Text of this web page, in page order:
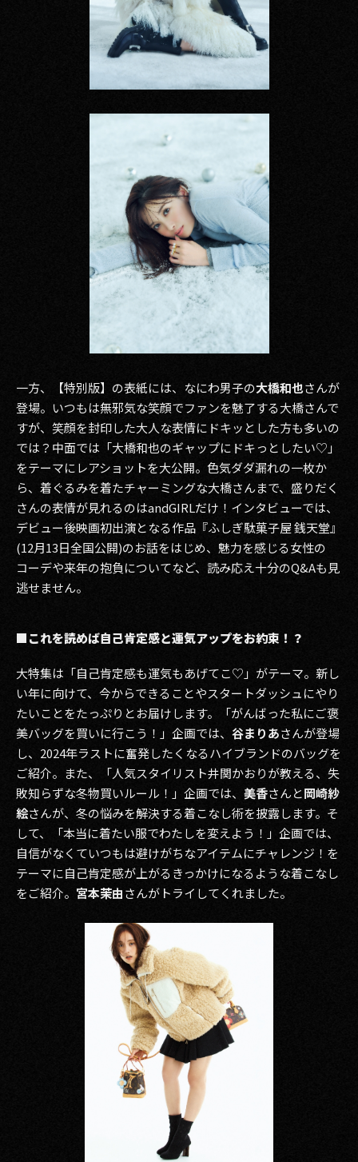
一方、【特別版】の表紙には、なにわ男子の大橋和也さんが
登場。いつもは無邪気な笑顔でファンを魅了する大橋さんで
すが、笑顔を封印した大人な表情にドキッとした方も多いの
では？中面では「大橋和也のギャップにドキっとしたい♡」
をテーマにレアショットを大公開。色気ダダ漏れの一枚か
ら、着ぐるみを着たチャーミングな大橋さんまで、盛りだく
さんの表情が見れるのはandGIRLだけ！インタビューでは、
デビュー後映画初出演となる作品『ふしぎ駄菓子屋 銭天堂』
(12月13日全国公開)のお話をはじめ、魅力を感じる女性の
コーデや来年の抱負についてなど、読み応え十分のQ&Aも見
逃せません。
■これを読めば自己肯定感と運気アップをお約束！？
大特集は「自己肯定感も運気もあげてこ♡」がテーマ。新し
い年に向けて、今からできることやスタートダッシュにやり
たいことをたっぷりとお届けします。「がんばった私にご褒
美バッグを買いに行こう！」企画では、 谷まりあさんが登場
し、2024年ラストに奮発したくなるハイブランドのバッグを
ご紹介。また、「人気スタイリスト井関かおりが教える、失
敗知らずな冬物買いルール！」企画では、 美香さんと岡崎紗
絵さんが、冬の悩みを解決する着こなし術を披露します。そ
して、「本当に着たい服でわたしを変えよう！」企画では、
自信がなくていつもは避けがちなアイテムにチャレンジ！を
テーマに自己肯定感が上がるきっかけになるような着こなし
をご紹介。 宮本茉由さんがトライしてくれました。